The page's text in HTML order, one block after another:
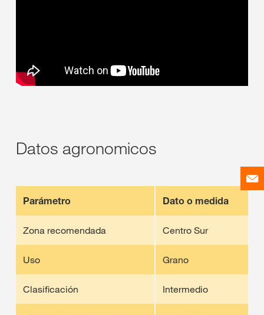
Datos agronomicos
Parámetro Dato o medida
Zona recomendada Centro Sur
Uso Grano
Clasificación Intermedio